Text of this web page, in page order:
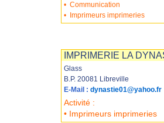
• Communication
•
Imprimeurs imprimeries
IMPRIMERIE LA
Glass
B.P. 20081 Libreville
E-Mail : dynastie01@yahoo.fr
Activité :
• Imprimeurs imprimeries